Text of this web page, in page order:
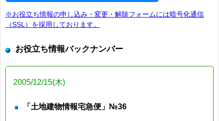
※お役立ち情報の申し込み・変更・解除フォームには暗号化通信
（SSL）を採用しております。
お役立ち情報バックナンバー
2005/12/15(木)
「土地建物情報宅急便」№36